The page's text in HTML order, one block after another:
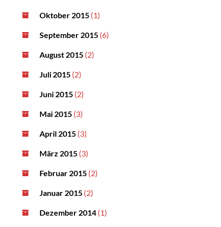
Oktober 2015 (1)
September 2015 (6)
August 2015 (2)
Juli 2015 (2)
Juni 2015 (2)
Mai 2015 (3)
April 2015 (3)
März 2015 (3)
Februar 2015 (2)
Januar 2015 (2)
Dezember 2014 (1)